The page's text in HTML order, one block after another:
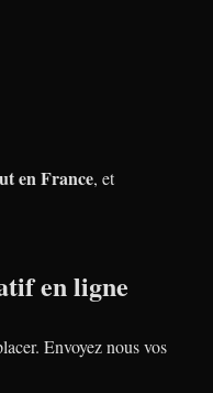
en France, et
en ligne
Envoyez nous vos